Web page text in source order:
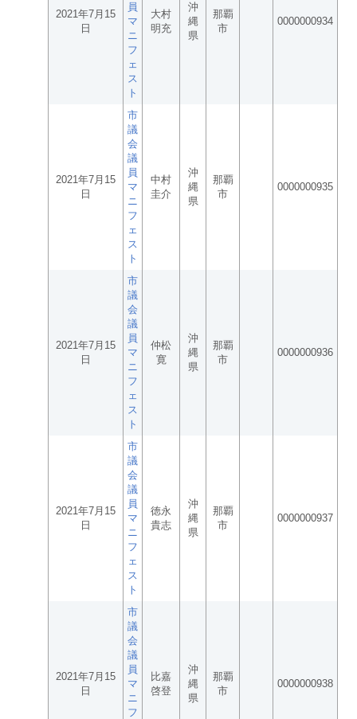
2021年7月15
日
員
マ
ニ
フ
ェ
ス
ト
大村
明充
沖
縄
県
那覇
市
0000000934
2021年7月15
日
市
議
会
議
員
マ
ニ
フ
ェ
ス
ト
中村
圭介
沖
縄
県
那覇
市
0000000935
2021年7月15
日
市
議
会
議
員
マ
ニ
フ
ェ
ス
ト
仲松
寛
沖
縄
県
那覇
市
0000000936
2021年7月15
日
市
議
会
議
員
マ
ニ
フ
ェ
ス
ト
徳永
貴志
沖
縄
県
那覇
市
0000000937
2021年7月15
日
市
議
会
議
員
マ
ニ
フ
比嘉
啓登
沖
縄
県
那覇
市
0000000938